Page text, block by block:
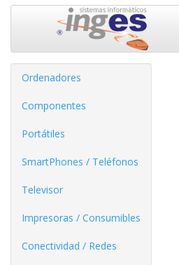
Ordenadores
Componentes
Portátiles
SmartPhones / Teléfonos
Televisor
Impresoras / Consumibles
Conectividad / Redes